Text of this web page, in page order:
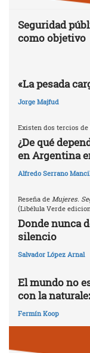
Seguridad
como objetivo
«La pesada
Jorge Majfud
Existen dos tercios de
¿De qué
en Argentina
Alfredo Serrano
Reseña de Mujeres.
(Libélula Verde
Donde nunca
silencio
Salvador López Arnal
El mundo no
con la
Fermín Koop